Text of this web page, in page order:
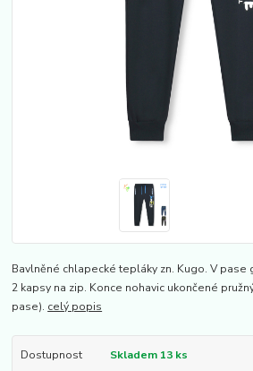
Bavlněné chlapecké tepláky zn. Kugo. V pase
2 kapsy na zip. Konce nohavic ukončené
pase). celý popis
Dostupnost
Skladem 13 ks